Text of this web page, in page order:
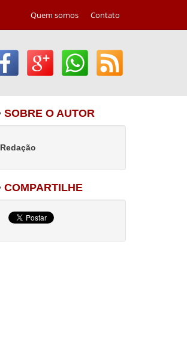
Quem somos Contato
SOBRE O AUTOR
Redação
COMPARTILHE